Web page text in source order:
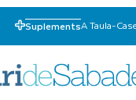
SuplementsA Taula-